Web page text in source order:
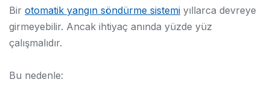
Bir otomatik yangın söndürme sistemi yıllarca devreye
girmeyebilir. Ancak ihtiyaç anında yüzde yüz
çalışmalıdır.
Bu nedenle: